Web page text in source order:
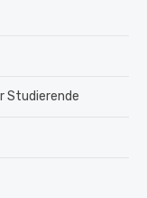
Studierende